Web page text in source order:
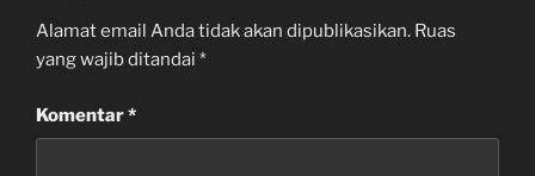
Alamat email Anda tidak akan dipublikasikan. Ruas
yang wajib ditandai *
Komentar*